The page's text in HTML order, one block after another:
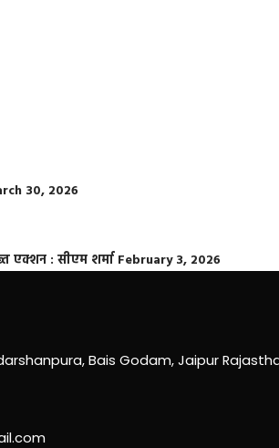
30, 2026
एक्शन : सीएम शर्मा February 3, 2026
Bais Godam, Jaipur